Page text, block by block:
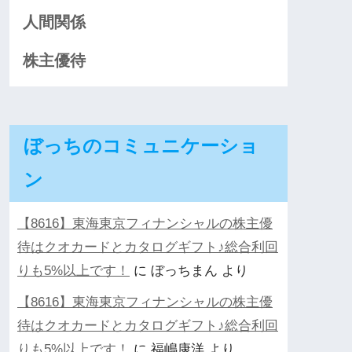
人間関係
株主優待
ぼっちのコミュニケーショ
ン
【8616】東海東京フィナンシャルの株主優
待はクオカードとカタログギフト♪総合利回
りも5%以上です！
に ぼっちまん より
【8616】東海東京フィナンシャルの株主優
待はクオカードとカタログギフト♪総合利回